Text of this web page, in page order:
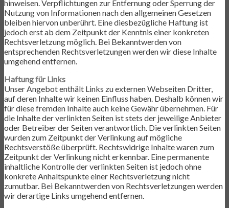
hinweisen. Verpflichtungen zur Entfernung oder Sperrung der
Nutzung von Informationen nach den allgemeinen Gesetzen
bleiben hiervon unberührt. Eine diesbezügliche Haftung ist
jedoch erst ab dem Zeitpunkt der Kenntnis einer konkreten
Rechtsverletzung möglich. Bei Bekanntwerden von
entsprechenden Rechtsverletzungen werden wir diese Inhalte
umgehend entfernen.
Haftung für Links
Unser Angebot enthält Links zu externen Webseiten Dritter,
auf deren Inhalte wir keinen Einfluss haben. Deshalb können wir
für diese fremden Inhalte auch keine Gewähr übernehmen. Für
die Inhalte der verlinkten Seiten ist stets der jeweilige Anbieter
oder Betreiber der Seiten verantwortlich. Die verlinkten Seiten
wurden zum Zeitpunkt der Verlinkung auf mögliche
Rechtsverstöße überprüft. Rechtswidrige Inhalte waren zum
Zeitpunkt der Verlinkung nicht erkennbar. Eine permanente
inhaltliche Kontrolle der verlinkten Seiten ist jedoch ohne
konkrete Anhaltspunkte einer Rechtsverletzung nicht
zumutbar. Bei Bekanntwerden von Rechtsverletzungen werden
wir derartige Links umgehend entfernen.